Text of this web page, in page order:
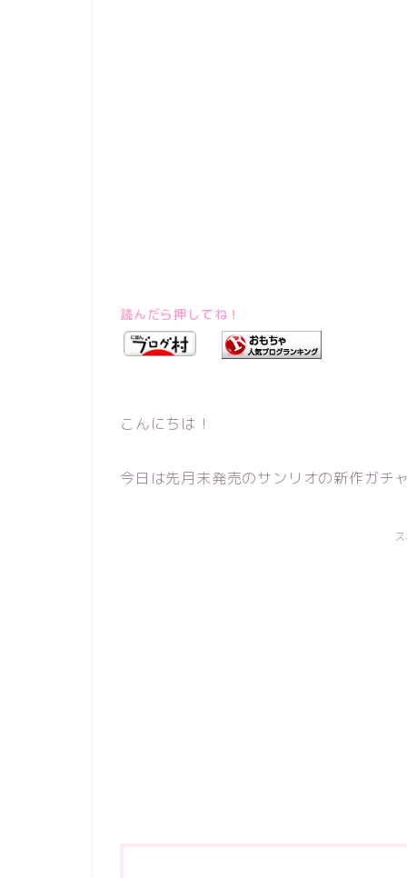
読んだら押してね！
こんにちは！
今日は先月末発売のサンリオの新作ガチ